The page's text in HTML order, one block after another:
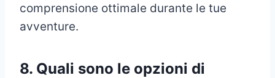
comprensione ottimale durante le tue
avventure.
8. Quali sono le opzioni di